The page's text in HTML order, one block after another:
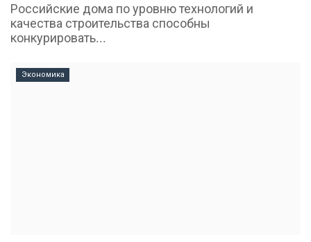
Российские дома по уровню технологий и
качества строительства способны
конкурировать...
Экономика